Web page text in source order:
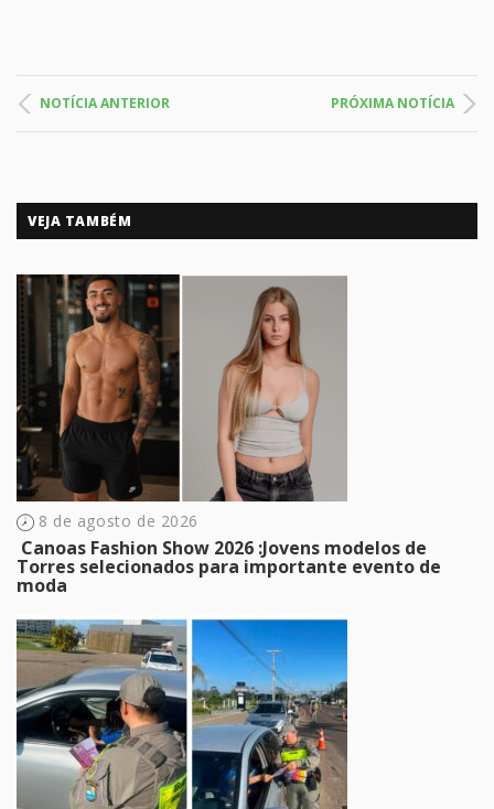
NOTÍCIA ANTERIOR PRÓXIMA NOTÍCIA
VEJA TAMBÉM
8 de agosto de 2026
​ Canoas Fashion Show 2026 :Jovens modelos de
Torres selecionados para importante evento de
moda